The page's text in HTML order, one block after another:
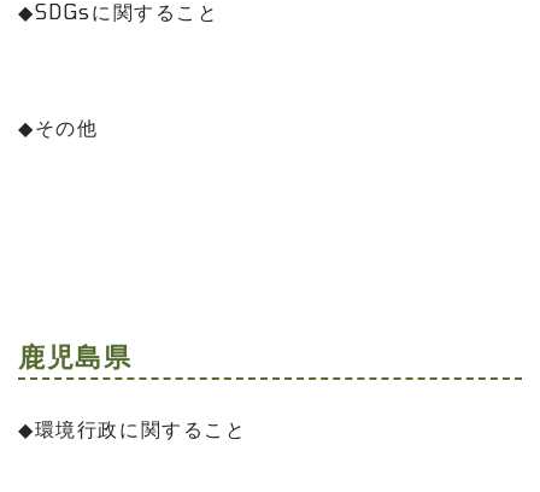
◆SDGsに関すること
◆その他
鹿児島県
◆環境行政に関すること